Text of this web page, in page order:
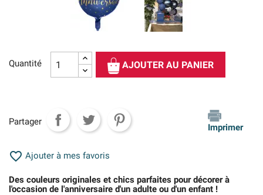
Quantité AJOUTER AU PANIER
Partager
Imprimer
 Ajouter à mes favoris
Des couleurs originales et chics parfaites pour décorer à
l'occasion de l'anniversaire d'un adulte ou d'un enfant !